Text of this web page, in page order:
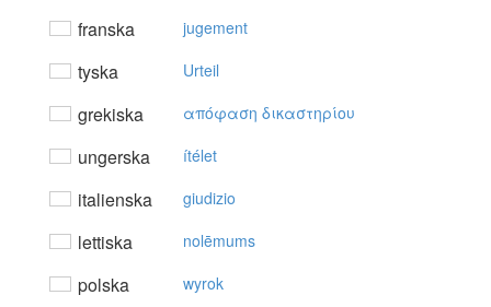
franska jugement
tyska Urteil
grekiska απόφαση δικαστηρίoυ
ungerska ítélet
italienska giudizio
lettiska nolēmums
polska wyrok